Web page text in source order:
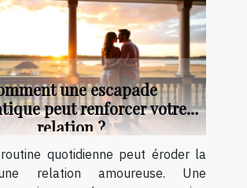
une escapade
peut renforcer votre
relation ?
quotidienne peut éroder la
relation amoureuse. Une